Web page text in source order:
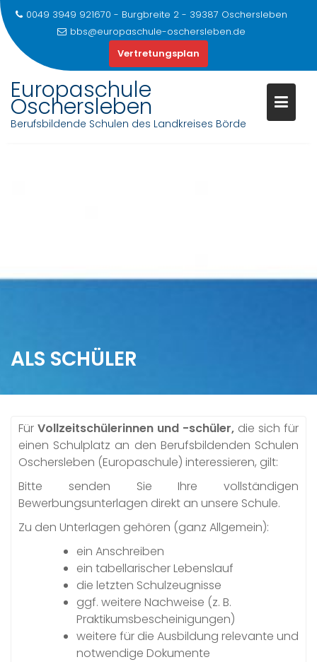
0049 3949 921670 - Burgbreite 2 - 39387 Oschersleben
bbs@europaschule-oschersleben.de
Vertretungsplan
Europaschule
Oschersleben
Berufsbildende Schulen des Landkreises Börde
ALS SCHÜLER
Für Vollzeitschülerinnen und -schüler, die sich für
einen Schulplatz an den Berufsbildenden Schulen
Oschersleben (Europaschule) interessieren, gilt:
Bitte senden Sie Ihre vollständigen
Bewerbungsunterlagen direkt an unsere Schule.
Zu den Unterlagen gehören (ganz Allgemein):
ein Anschreiben
ein tabellarischer Lebenslauf
die letzten Schulzeugnisse
ggf. weitere Nachweise (z. B.
Praktikumsbescheinigungen)
weitere für die Ausbildung relevante und
notwendige Dokumente